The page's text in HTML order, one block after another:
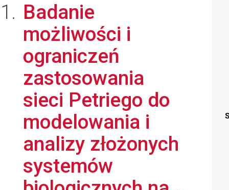
Badanie
możliwości i
ograniczeń
zastosowania
sieci Petriego do
modelowania i
analizy złożonych
systemów